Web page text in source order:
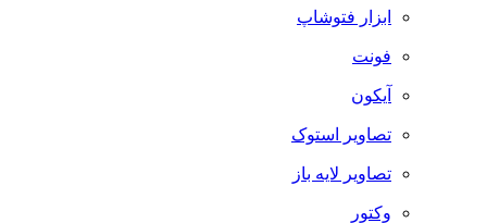
ابزار فتوشاپ
فونت
آیکون
تصاویر استوک
تصاویر لایه باز
وکتور